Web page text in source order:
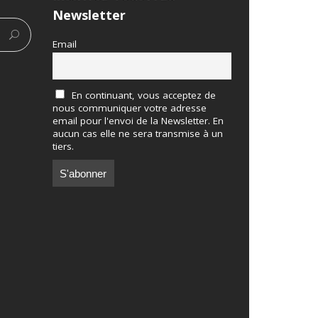
Newsletter
Email
En continuant, vous acceptez de
nous communiquer votre adresse
email pour l'envoi de la Newsletter. En
aucun cas elle ne sera transmise à un
tiers.